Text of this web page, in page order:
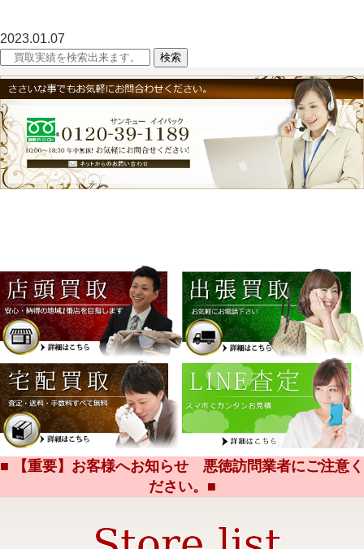
2023.01.07
■ 【重要】お客様へお知らせ 悪徳訪問業者にご注意く
ださい。■